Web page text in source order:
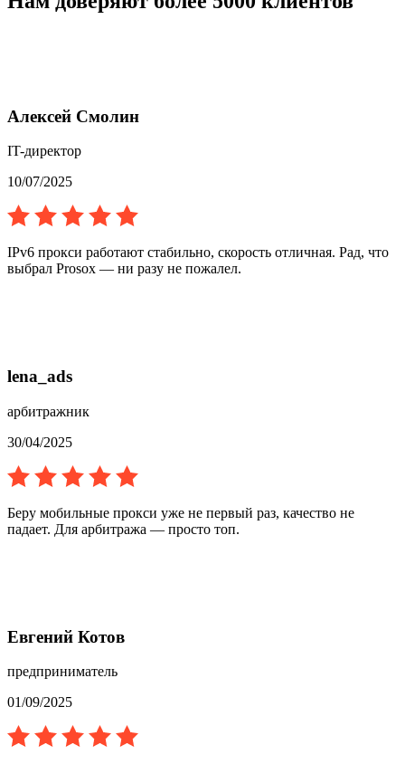
Алексей Смолин
IT-директор
10/07/2025
IPv6 прокси работают стабильно, скорость отличная. Рад, что
выбрал Prosox — ни разу не пожалел.
lena_ads
арбитражник
30/04/2025
Беру мобильные прокси уже не первый раз, качество не
падает. Для арбитража — просто топ.
Евгений Котов
предприниматель
01/09/2025